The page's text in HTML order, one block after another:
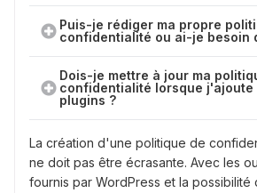
Puis-je rédiger ma propre
confidentialité ou ai-je besoin
Dois-je mettre à jour ma
confidentialité lorsque j'ajoute
plugins ?
La création d'une politique de
ne doit pas être écrasante. Avec les
fournis par WordPress et la